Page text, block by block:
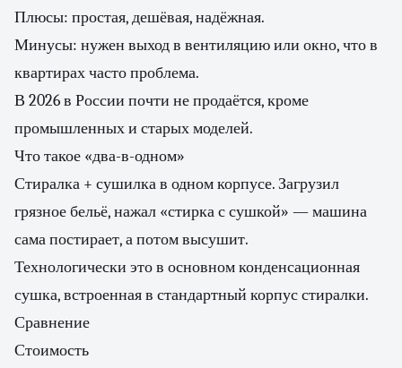
Плюсы: простая, дешёвая, надёжная.
Минусы: нужен выход в вентиляцию или окно, что в
квартирах часто проблема.
В 2026 в России почти не продаётся, кроме
промышленных и старых моделей.
Что такое «два-в-одном»
Стиралка + сушилка в одном корпусе. Загрузил
грязное бельё, нажал «стирка с сушкой» — машина
сама постирает, а потом высушит.
Технологически это в основном конденсационная
сушка, встроенная в стандартный корпус стиралки.
Сравнение
Стоимость